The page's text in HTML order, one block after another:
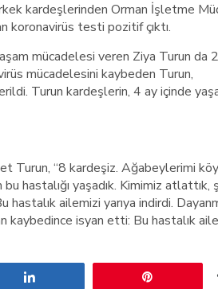
kardeşlerinden Orman İşletme
koronavirüs testi pozitif çıktı.
mücadelesi veren Ziya Turun da
mücadelesini kaybeden Turun,
Turun kardeşlerin, 4 ay içinde
Turun, “8 kardeşiz. Ağabeylerimi
hastalığı yaşadık. Kimimiz atlattık,
hastalık ailemizi yarıya indirdi.
kaybedince isyan etti: Bu hastalık